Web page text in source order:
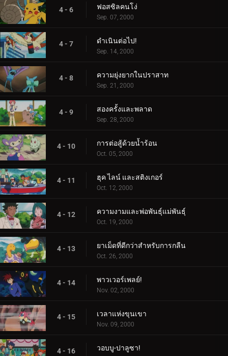
4 - 6 ฟอสซิลคนโง่
Sep. 07, 2000
4 - 7 ดำเนินต่อไป!
Sep. 14, 2000
4 - 8 ความยุ่งยากในปราสาท
Sep. 21, 2000
4 - 9 สองครั้งและพลาด
Sep. 28, 2000
4 - 10 การต่อสู้ด้วยน้ำร้อน
Oct. 05, 2000
4 - 11 ฮุค ไลน์ และสติงเกอร์
Oct. 12, 2000
4 - 12 ความงามและพ่อพันธุ์แม่พันธุ์
Oct. 19, 2000
4 - 13 ยาเม็ดที่ดีกว่าสำหรับการกลืน
Oct. 26, 2000
4 - 14 พาวเวอร์เพลย์!
Nov. 02, 2000
4 - 15 เวลาแห่งขุนเขา
Nov. 09, 2000
4 - 16 วอบบู-ปาลูซา!